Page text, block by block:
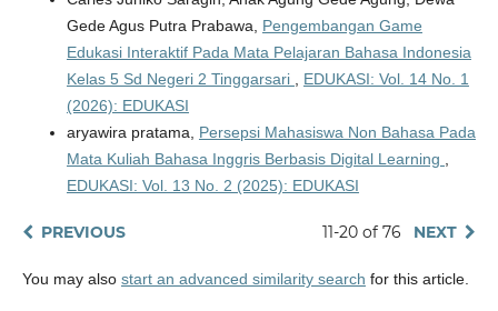
Gede Agus Putra Prabawa, Pengembangan Game
Edukasi Interaktif Pada Mata Pelajaran Bahasa Indonesia
Kelas 5 Sd Negeri 2 Tinggarsari
EDUKASI: Vol. 14 No. 1
(2026): EDUKASI
aryawira pratama, Persepsi Mahasiswa Non Bahasa Pada
Mata Kuliah Bahasa Inggris Berbasis Digital Learning
EDUKASI: Vol. 13 No. 2 (2025): EDUKASI
PREVIOUS 11-20 of 76 NEXT
You may also start an advanced similarity search for this article.